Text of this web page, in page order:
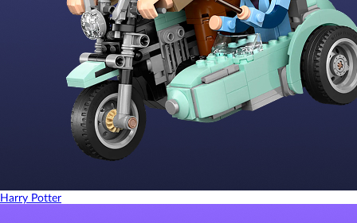
Harry Potter